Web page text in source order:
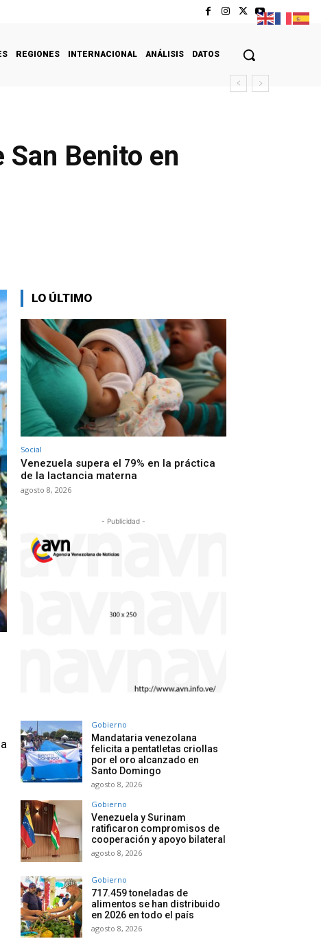
REGIONES INTERNACIONAL ANÁLISIS DATOS
Benito en
LO ÚLTIMO
Social
Venezuela supera el 79% en la práctica
de la lactancia materna
agosto 8, 2026
- Publicidad -
Gobierno
Mandataria venezolana
felicita a pentatletas criollas
por el oro alcanzado en
Santo Domingo
agosto 8, 2026
Gobierno
Venezuela y Surinam
ratificaron compromisos de
cooperación y apoyo bilateral
agosto 8, 2026
Gobierno
717.459 toneladas de
alimentos se han distribuido
en 2026 en todo el país
agosto 8, 2026